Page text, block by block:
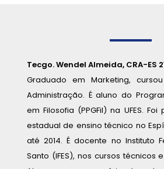
Tecgo. Wendel Almeida, CRA-ES
Graduado em Marketing,
Administração. É aluno do
em Filosofia (PPGFil) na UFES.
estadual de ensino técnico no
até 2014. É docente no Instituto
Santo (IFES), nos cursos técnicos